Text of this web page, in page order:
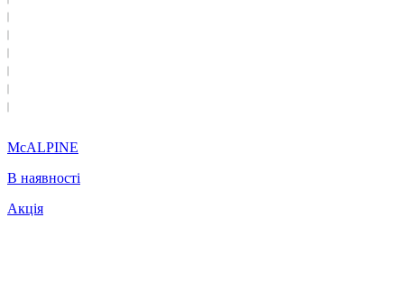
McALPINE
В наявності
Акція